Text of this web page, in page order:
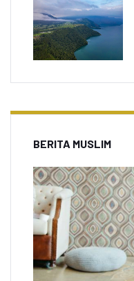
BERITA MUSLIM